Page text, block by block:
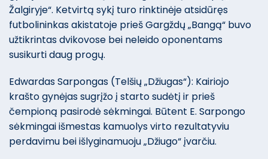
Žalgiryje“. Ketvirtą sykį turo rinktinėje atsidūręs
futbolininkas akistatoje prieš Gargždų „Bangą“ buvo
užtikrintas dvikovose bei neleido oponentams
susikurti daug progų.
Edwardas Sarpongas (Telšių „Džiugas“): Kairiojo
krašto gynėjas sugrįžo į starto sudėtį ir prieš
čempioną pasirodė sėkmingai. Būtent E. Sarpongo
sėkmingai išmestas kamuolys virto rezultatyviu
perdavimu bei išlyginamuoju „Džiugo“ įvarčiu.